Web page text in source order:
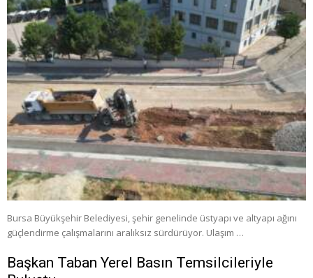
Bursa Büyükşehir Belediyesi, şehir genelinde üstyapı ve altyapı ağını
güçlendirme çalışmalarını aralıksız sürdürüyor. Ulaşım …
Başkan Taban Yerel Basın Temsilcileriyle